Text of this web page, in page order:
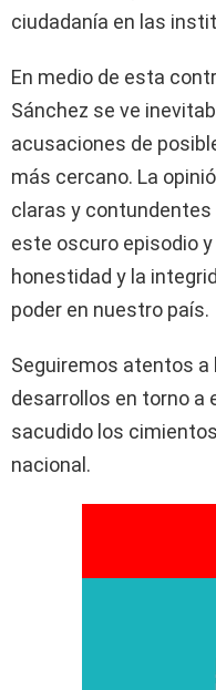
ciudadanía en las
En medio de esta
Sánchez se ve
acusaciones de
más cercano. La
claras y contundentes
este oscuro episodio
honestidad y la
poder en nuestro país.
Seguiremos atentos
desarrollos en torno a
sacudido los
nacional.